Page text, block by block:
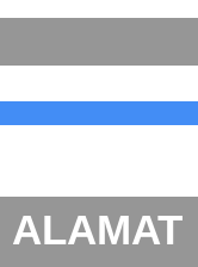
ALAMAT